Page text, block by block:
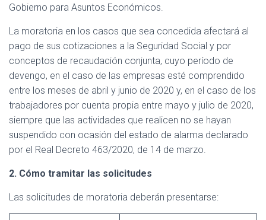
Gobierno para Asuntos Económicos.
La moratoria en los casos que sea concedida afectará al
pago de sus cotizaciones a la Seguridad Social y por
conceptos de recaudación conjunta, cuyo período de
devengo, en el caso de las empresas esté comprendido
entre los meses de abril y junio de 2020 y, en el caso de los
trabajadores por cuenta propia entre mayo y julio de 2020,
siempre que las actividades que realicen no se hayan
suspendido con ocasión del estado de alarma declarado
por el Real Decreto 463/2020, de 14 de marzo.
2. Cómo tramitar las solicitudes
Las solicitudes de moratoria deberán presentarse: